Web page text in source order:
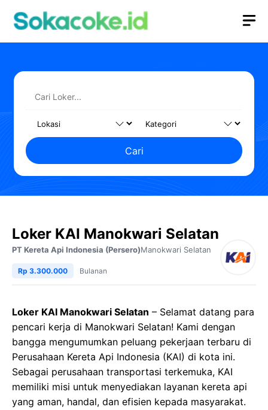
Cari
Loker KAI Manokwari Selatan
PT Kereta Api Indonesia (Persero)Manokwari Selatan
Rp 3.300.000 Bulanan
Loker KAI Manokwari Selatan – Selamat datang para
pencari kerja di Manokwari Selatan! Kami dengan
bangga mengumumkan peluang pekerjaan terbaru di
Perusahaan Kereta Api Indonesia (KAI) di kota ini.
Sebagai perusahaan transportasi terkemuka, KAI
memiliki misi untuk menyediakan layanan kereta api
yang aman, handal, dan efisien kepada masyarakat.